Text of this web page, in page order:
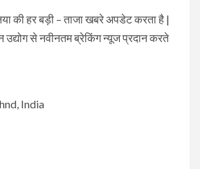
की हर बड़ी – ताजा खबरे अपडेट करता है |
से नवीनतम ब्रेकिंग न्यूज प्रदान करते
India